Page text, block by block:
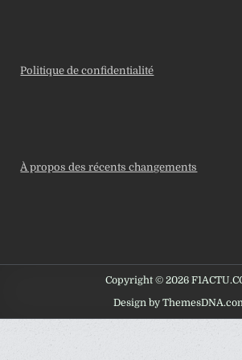
Politique de confidentialité
À propos des récents changements
Copyright © 2026
Design by